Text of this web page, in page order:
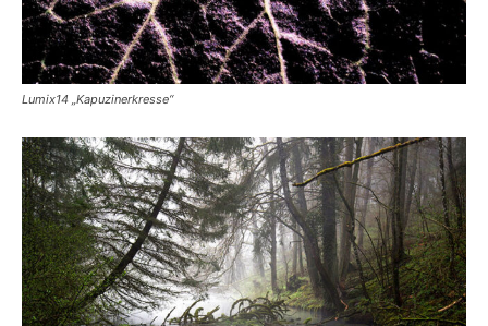
Lumix14 „Kapuzinerkresse“